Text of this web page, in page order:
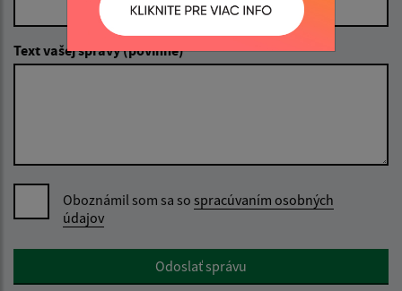
Text vašej správy (povinné)
Oboznámil som sa so spracúvaním osobných
údajov
Google reCaptcha ResponseOdoslať správu